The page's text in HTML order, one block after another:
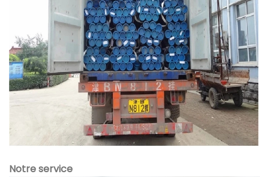
Notre service